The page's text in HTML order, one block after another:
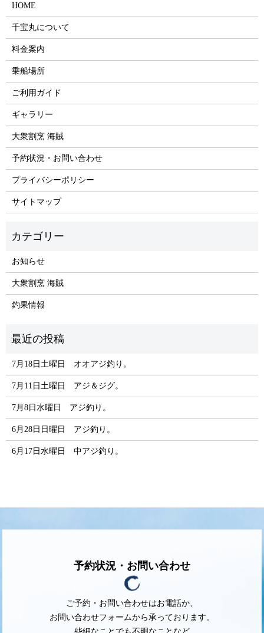
HOME
千宝丸について
料金案内
乗船場所
ご利用ガイド
ギャラリー
大衆割烹 海賊
予約状況・お問い合わせ
プライバシーポリシー
サイトマップ
お知らせ
大衆割烹 海賊
釣果情報
7月18日土曜日 オオアジ釣り。
7月11日土曜日 アジ＆ジグ。
7月8日水曜日 アジ釣り。
6月28日日曜日 アジ釣り。
6月17日水曜日 中アジ釣り。
予約状況・お問い合わせ
ご予約・お問い合わせはお電話か、
お問い合わせフォームから承っております。